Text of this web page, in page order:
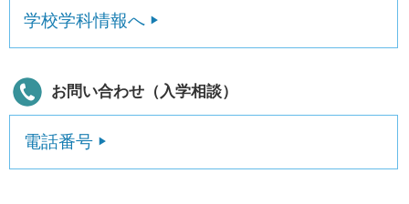
学校学科情報へ
お問い合わせ（入学相談）
電話番号